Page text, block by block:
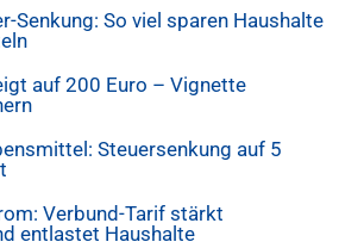
Senkung: So viel sparen Haushalte
auf 200 Euro – Vignette
Steuersenkung auf 5
Verbund-Tarif stärkt
entlastet Haushalte